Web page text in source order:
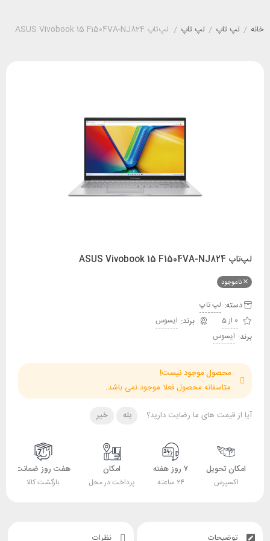
خانه / لپ تاپ / لپ تاپ / لپ‌تاپ ASUS Vivobook 15 F1504VA-NJ824
لپ‌تاپ ASUS Vivobook 15 F1504VA-NJ824
ناموجود
دسته: لپ تاپ
0 از 5
ایسوس
برند: ایسوس
محصول موجود نیست!
متاسفانه محصول فعلا موجود نمی باشد.
آیا از قیمت های ما رضایت دارید؟ بله خیر
امکان تحویل
اکسپرس
۷ روز هفته
۲۴ ساعته
امکان
پرداخت در محل
هفت روز ضمانت
بازگشت کالا
توضیحات نظرات